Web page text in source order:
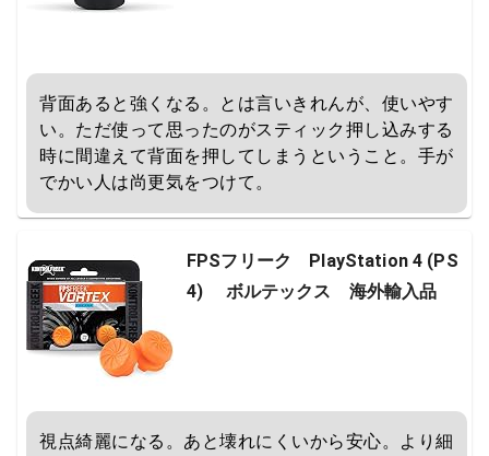
背面あると強くなる。とは言いきれんが、使いやす
い。ただ使って思ったのがスティック押し込みする
時に間違えて背面を押してしまうということ。手が
でかい人は尚更気をつけて。
FPSフリーク PlayStation 4 (PS
4) ボルテックス 海外輸入品
視点綺麗になる。あと壊れにくいから安心。より細